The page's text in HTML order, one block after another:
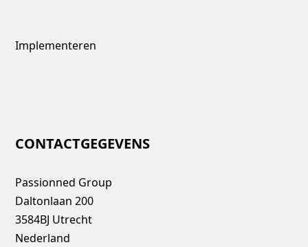
Implementeren
CONTACTGEGEVENS
Passionned Group
Daltonlaan 200
3584BJ Utrecht
Nederland